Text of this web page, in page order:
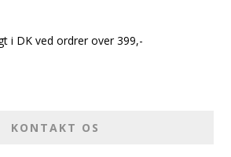
i DK ved ordrer over 399,-
KONTAKT OS